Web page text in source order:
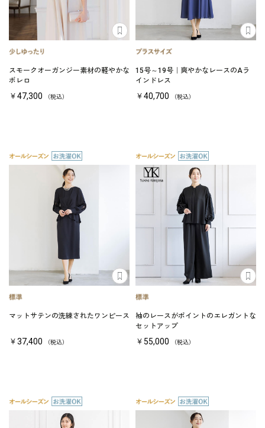
スモークオーガンジー素材の軽やかな
ボレロ
￥47,300 （税込）
15号～19号｜爽やかなレースのAラ
インドレス
￥40,700 （税込）
マットサテンの洗練されたワンピース
￥37,400 （税込）
袖のレースがポイントのエレガントな
セットアップ
￥55,000 （税込）